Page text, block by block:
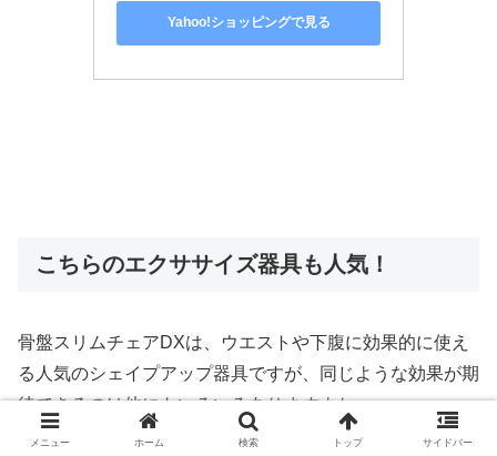
Yahoo!ショッピングで見る
こちらのエクササイズ器具も人気！
骨盤スリムチェアDXは、ウエストや下腹に効果的に使え
る人気のシェイプアップ器具ですが、同じような効果が期
待できるのは他にもいろいろありますよね。
メニュー ホーム 検索 トップ サイドバー